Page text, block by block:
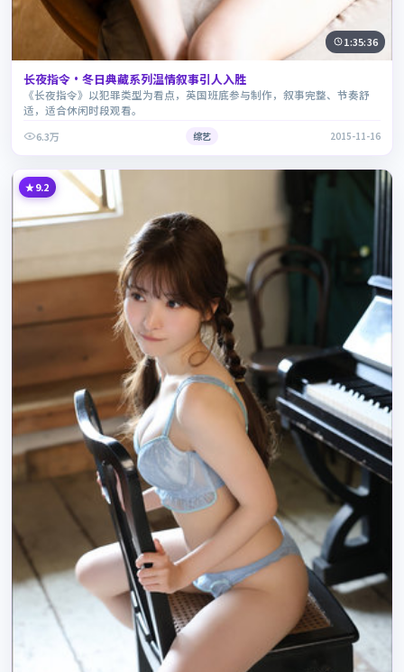
1:35:36
长夜指令·冬日典藏系列温情叙事引人入胜
《长夜指令》以犯罪类型为看点，英国班底参与制作，叙事完整、节奏舒
适，适合休闲时段观看。
6.3万
综艺 2015-11-16
9.2